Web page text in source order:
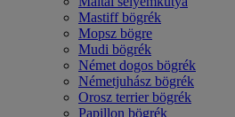
Mastiff bögrék
Mopsz bögre
Mudi bögrék
Német dogos bögrék
Németjuhász bögrék
Orosz terrier bögrék
Papillon bögrék